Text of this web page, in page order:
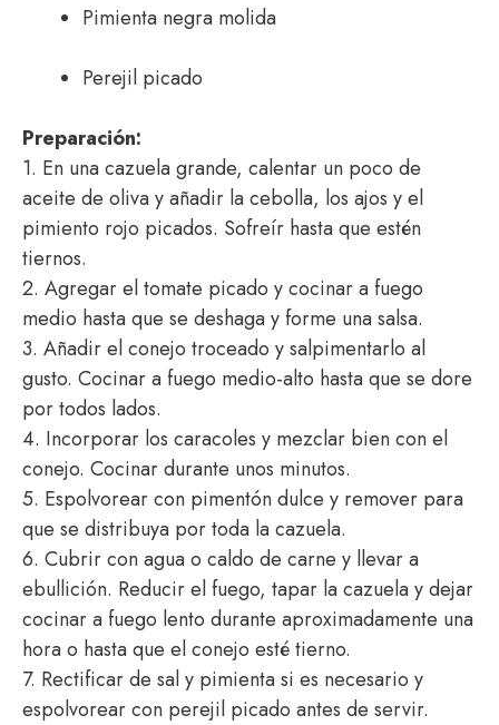
Pimienta negra molida
Perejil picado
Preparación:
1. En una cazuela grande, calentar un poco de
aceite de oliva y añadir la cebolla, los ajos y el
pimiento rojo picados. Sofreír hasta que estén
tiernos.
2. Agregar el tomate picado y cocinar a fuego
medio hasta que se deshaga y forme una salsa.
3. Añadir el conejo troceado y salpimentarlo al
gusto. Cocinar a fuego medio-alto hasta que se dore
por todos lados.
4. Incorporar los caracoles y mezclar bien con el
conejo. Cocinar durante unos minutos.
5. Espolvorear con pimentón dulce y remover para
que se distribuya por toda la cazuela.
6. Cubrir con agua o caldo de carne y llevar a
ebullición. Reducir el fuego, tapar la cazuela y dejar
cocinar a fuego lento durante aproximadamente una
hora o hasta que el conejo esté tierno.
7. Rectificar de sal y pimienta si es necesario y
espolvorear con perejil picado antes de servir.